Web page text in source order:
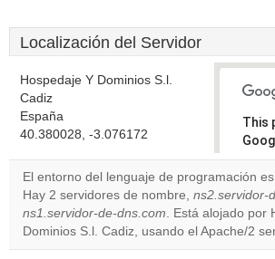
Localización del Servidor
Hospedaje Y Dominios S.l.
Cadiz
España
40.380028, -3.076172
This
Do
El entorno del lenguaje de programación
Hay 2 servidores de nombre, ns2.servidor-
ns1.servidor-de-dns.com. Está alojado por
Dominios S.l. Cadiz, usando el Apache/2